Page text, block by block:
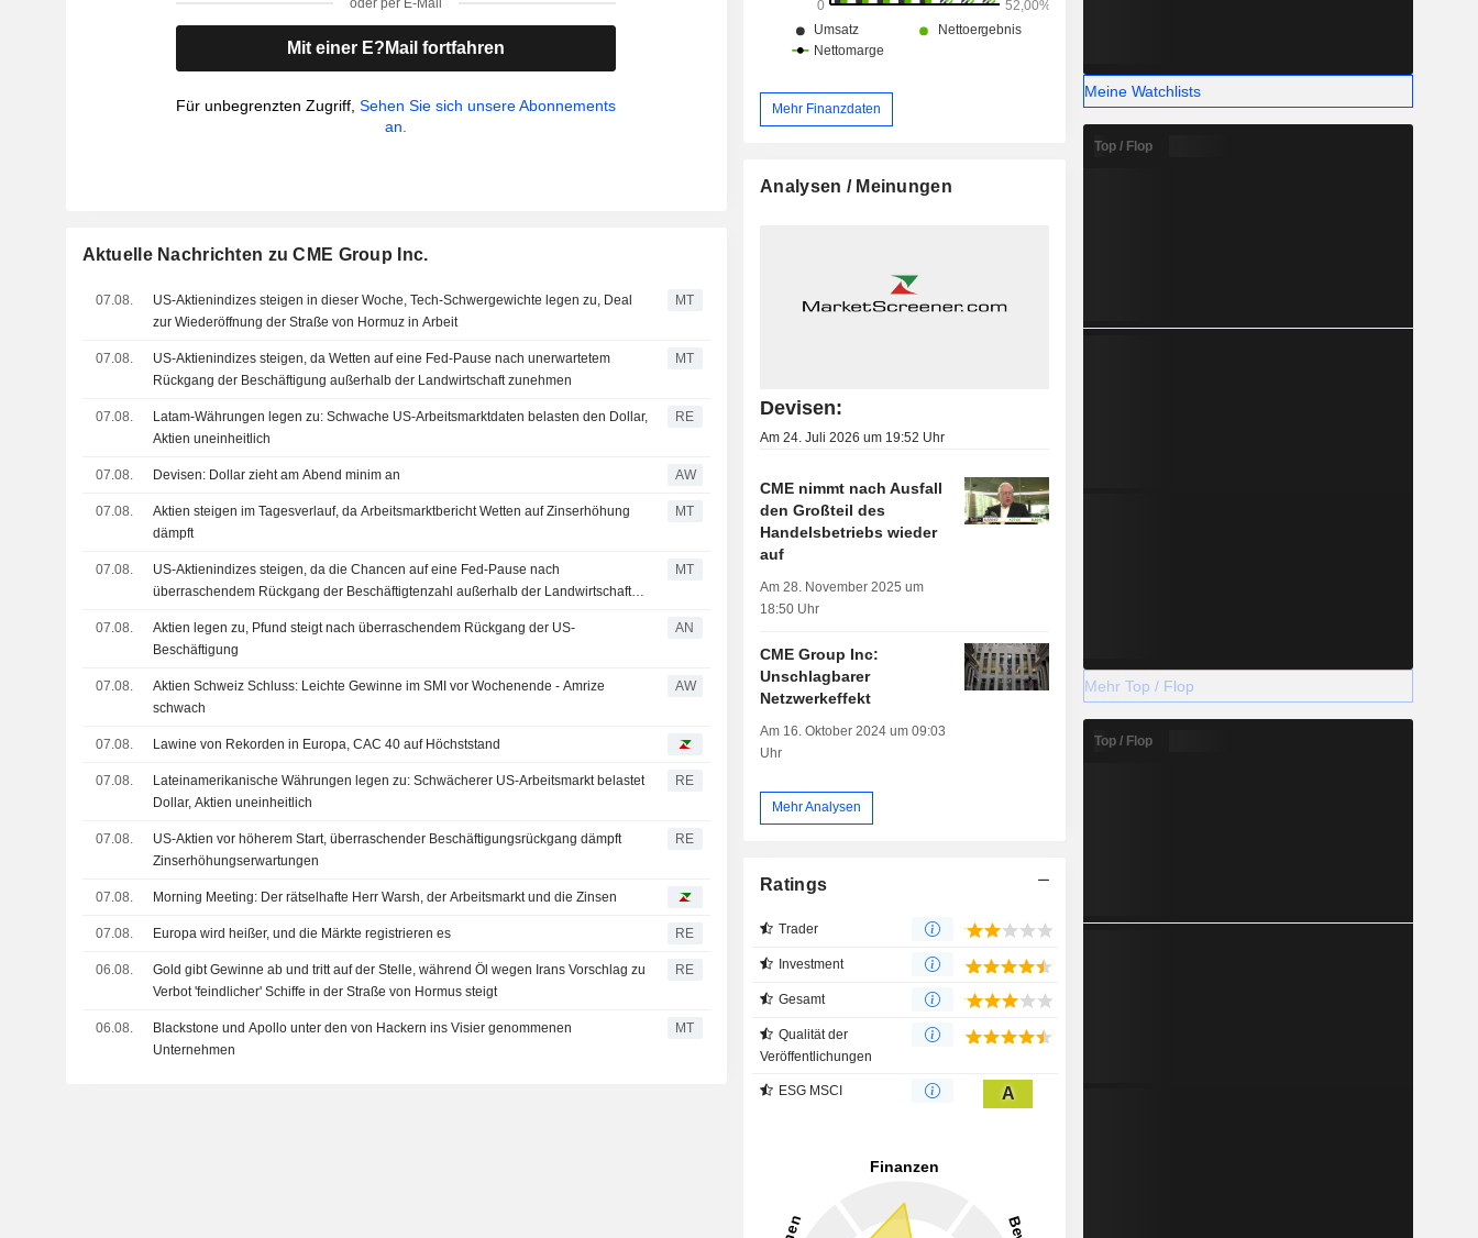
oder per E-Mail
Mit einer E?Mail fortfahren
Für unbegrenzten Zugriff,Sehen Sie sich unsere Abonnements
an.
Aktuelle Nachrichten zu CME Group Inc.
07.08.
US-Aktienindizes steigen in dieser Woche, Tech-Schwergewichte legen zu, Deal
zur Wiederöffnung der Straße von Hormuz in Arbeit
MT
07.08.
US-Aktienindizes steigen, da Wetten auf eine Fed-Pause nach unerwartetem
Rückgang der Beschäftigung außerhalb der Landwirtschaft zunehmen
MT
07.08.
Latam-Währungen legen zu: Schwache US-Arbeitsmarktdaten belasten den Dollar,
Aktien uneinheitlich
RE
07.08. Devisen: Dollar zieht am Abend minim an AW
07.08.
Aktien steigen im Tagesverlauf, da Arbeitsmarktbericht Wetten auf Zinserhöhung
dämpft
MT
07.08.
US-Aktienindizes steigen, da die Chancen auf eine Fed-Pause nach
überraschendem Rückgang der Beschäftigtenzahl außerhalb der Landwirtschaft
MT
07.08.
Aktien legen zu, Pfund steigt nach überraschendem Rückgang der US-
Beschäftigung
AN
07.08.
Aktien Schweiz Schluss: Leichte Gewinne im SMI vor Wochenende - Amrize
schwach
AW
07.08. Lawine von Rekorden in Europa, CAC 40 auf Höchststand
07.08.
Lateinamerikanische Währungen legen zu: Schwächerer US-Arbeitsmarkt belastet
Dollar, Aktien uneinheitlich
RE
07.08.
US-Aktien vor höherem Start, überraschender Beschäftigungsrückgang dämpft
Zinserhöhungserwartungen
RE
07.08. Morning Meeting: Der rätselhafte Herr Warsh, der Arbeitsmarkt und die Zinsen
07.08. Europa wird heißer, und die Märkte registrieren es RE
06.08.
Gold gibt Gewinne ab und tritt auf der Stelle, während Öl wegen Irans Vorschlag zu
Verbot 'feindlicher' Schiffe in der Straße von Hormus steigt
RE
06.08.
Blackstone und Apollo unter den von Hackern ins Visier genommenen
Unternehmen
MT
Mehr Finanzdaten
Analysen / Meinungen
Devisen:
Am 24. Juli 2026 um 19:52 Uhr
CME nimmt nach Ausfall
den Großteil des
Handelsbetriebs wieder
auf
Am 28. November 2025 um
18:50 Uhr
CME Group Inc:
Unschlagbarer
Netzwerkeffekt
Am 16. Oktober 2024 um 09:03
Uhr
Mehr Analysen
Ratings
Trader
Investment
Gesamt
Qualität der
Veröffentlichungen
ESG MSCI A
Meine Watchlists
Top / Flop
Mehr Top / Flop
Top / Flop